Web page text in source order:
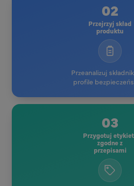
02
Przejrzyj skład
produktu
Przeanalizuj
profile
03
Przygotuj
zgodne z
przepisami